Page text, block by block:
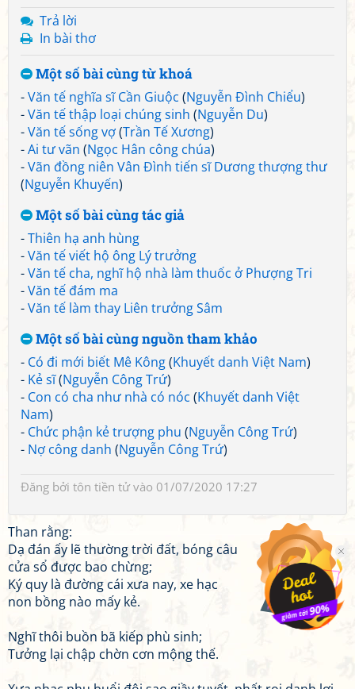
Trả lời
In bài thơ
Một số bài cùng từ khoá
-Văn tế nghĩa sĩ Cần Giuộc (Nguyễn Đình Chiểu)
-Văn tế thập loại chúng sinh (Nguyễn Du)
-Văn tế sống vợ(Trần Tế Xương)
-Ai tư vãn (Ngọc Hân công chúa)
-Vãn đồng niên Vân Đình tiến sĩ Dương thượng thư
(Nguyễn Khuyến)
Một số bài cùng tác giả
-Thiên hạ anh hùng
-Văn tế viết hộ ông Lý trưởng
-Văn tế cha, nghĩ hộ nhà làm thuốc ở Phượng Tri
-Văn tế đám ma
-Văn tế làm thay Liên trưởng Sâm
Một số bài cùng nguồn tham khảo
- Có đi mới biết Mê Kông(Khuyết danh Việt Nam)
- Kẻ sĩ(Nguyễn Công Trứ)
- Con có cha như nhà có nóc (Khuyết danh Việt
Nam)
- Chức phận kẻ trượng phu (Nguyễn Công Trứ)
- Nợ công danh (Nguyễn Công Trứ)
Đăng bởi tôn tiền tửvào 01/07/2020 17:27
Than rằng:
Dạ đán ấy lẽ thường trời đất, bóng câu
cửa sổ được bao chừng;
Ký quy là đường cái xưa nay, xe hạc
non bồng nào mấy kẻ.
Nghĩ thôi buồn bã kiếp phù sinh;
Tưởng lại chập chờn cơn mộng thế.